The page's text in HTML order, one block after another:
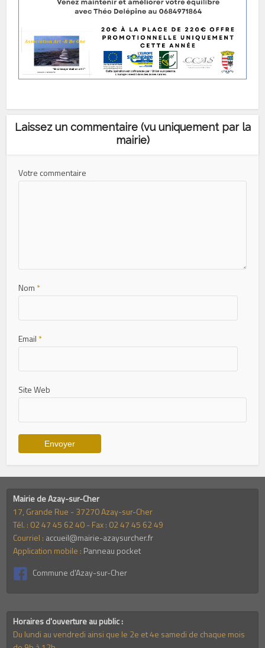
Laissez un commentaire (vu uniquement par la
mairie)
Votre commentaire
Nom *
Email *
Site Web
Mairie de Azay-sur-Cher
17, Grande Rue - 37270 Azay-sur-Cher
Tél. : 02 47 45 62 40 - Fax : 02 47 45 62 49
Courriel : accueil@mairie-azaysurcher.fr
Application mobile : Panneau pocket
Commune d'Azay-sur-Cher
Horaires d'ouverture au public :
Du lundi au vendredi ainsi que le 2e et 4e samedi de chaque mois